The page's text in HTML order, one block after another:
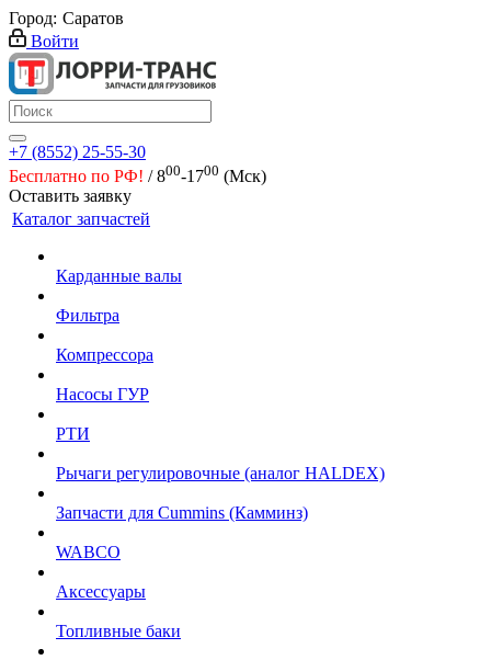
Город: Саратов
Войти
+7 (8552) 25-55-30
Бесплатно по РФ! / 800-1700 (Мск)
Оставить заявку
Каталог запчастей
Карданные валы
Фильтра
Компрессора
Насосы ГУР
РТИ
Рычаги регулировочные (аналог HALDEX)
Запчасти для Cummins (Камминз)
WABCO
Аксессуары
Топливные баки